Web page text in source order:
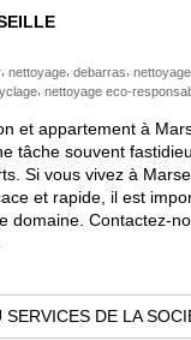
, nettoyage, debarras nettoyage
, nettoyage eco-
et appartement à
tâche souvent
Si vous vivez à
et rapide, il est
domaine. Contactez-
DE LA